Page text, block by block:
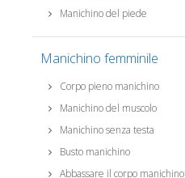
Manichino del piede
Manichino femminile
Corpo pieno manichino
Manichino del muscolo
Manichino senza testa
Busto manichino
Abbassare il corpo manichino